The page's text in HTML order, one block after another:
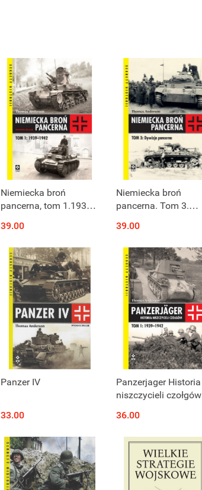
Niemiecka broń
pancerna, tom 1.1939-
39.00
Niemiecka broń
pancerna. Tom 3.
39.00
Panzer IV
33.00
Panzerjager Historia
niszczycieli czołgów
36.00